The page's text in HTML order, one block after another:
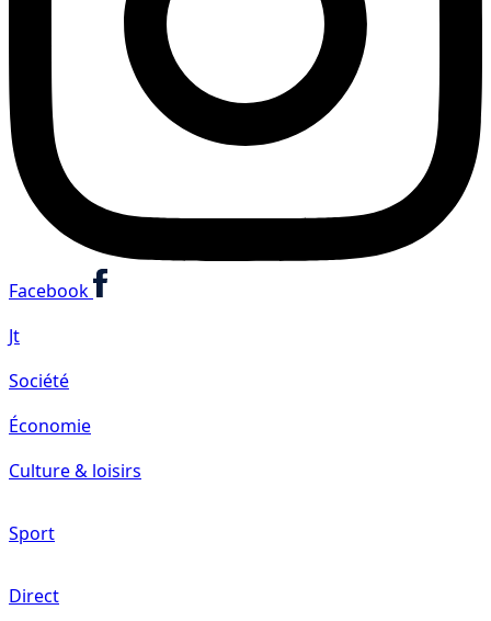
Facebook
Jt
Société
Économie
Culture & loisirs
Sport
Direct